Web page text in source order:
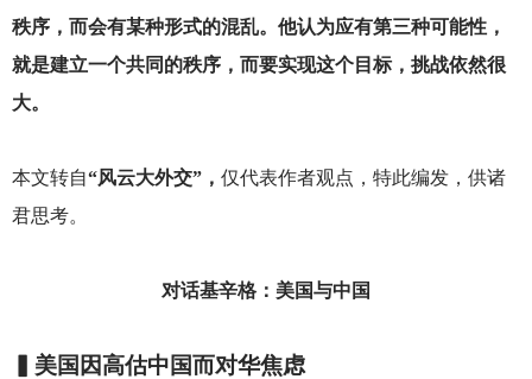
秩序，而会有某种形式的混乱。他认为应有第三种可能性，
就是建立一个共同的秩序，而要实现这个目标，挑战依然很
大。
本文转自“风云大外交”， 仅代表作者观点，特此编发，供诸
君思考。
对话基辛格：美国与中国
▍美国因高估中国而对华焦虑